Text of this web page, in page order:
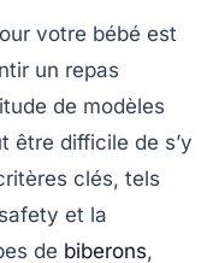
votre bébé est
un repas
de modèles
être difficile de s’y
clés, tels
safety et la
de biberons,